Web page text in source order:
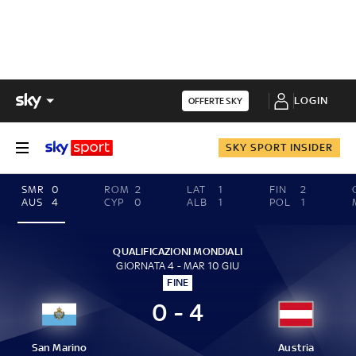
OFFERTE SKY LOGIN
SKY SPORT INSIDER
SMR
0
AUS
4
ROM 2
CYP
0
LAT
1
ALB
1
FIN
2
POL
1
QUALIFICAZIONI MONDIALI
GIORNATA 4 - MAR 10 GIU
FINE
San Marino
0 - 4
Austria